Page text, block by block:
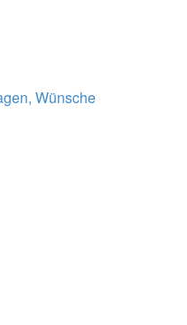
Wünsche